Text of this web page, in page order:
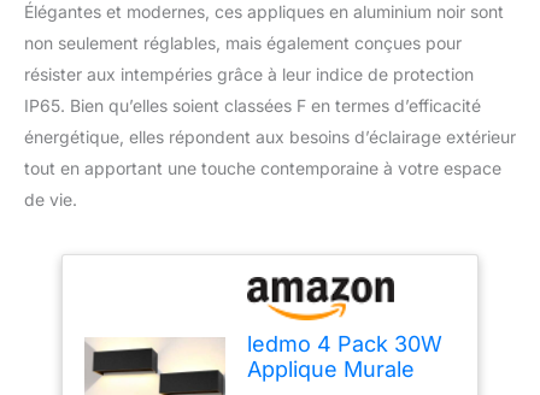
Élégantes et modernes, ces appliques en aluminium noir sont
non seulement réglables, mais également conçues pour
résister aux intempéries grâce à leur indice de protection
IP65. Bien qu’elles soient classées F en termes d’efficacité
énergétique, elles répondent aux besoins d’éclairage extérieur
tout en apportant une touche contemporaine à votre espace
de vie.
ledmo 4 Pack 30W
Applique Murale